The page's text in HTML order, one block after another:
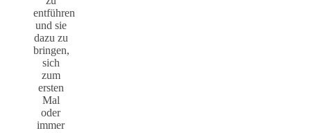
entführen
und sie
dazu zu
bringen,
sich
zum
ersten
Mal
oder
immer